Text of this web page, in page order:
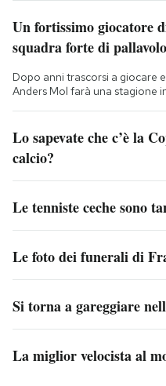
Un fortissimo giocatore
squadra forte di pallavolo
Dopo anni trascorsi a giocare
Anders Mol farà una stagione
Lo sapevate che c’è la
calcio?
Le tenniste ceche sono
Le foto dei funerali di
Si torna a gareggiare
La miglior velocista al